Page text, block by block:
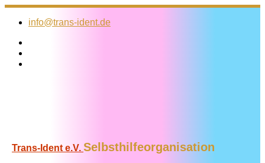
Zum
Inhalt
info@trans-ident.de
Trans-Ident e.V. Selbsthilfeorganisation